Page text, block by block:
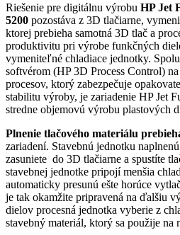
Riešenie pre digitálnu výrobu HP Jet
5200 pozostáva z 3D tlačiarne,
ktorej prebieha samotná 3D tlač a
produktivitu pri výrobe funkčných
vymeniteľné chladiace jednotky.
softvérom (HP 3D Process Control)
procesov, ktorý zabezpečuje
stabilitu výroby, je zariadenie HP Jet
stredne objemovú výrobu plastových
Plnenie tlačového materiálu
zariadení. Stavebnú jednotku
zasuniete do 3D tlačiarne a spustíte
stavebnej jednotke pripojí menšia
automaticky presunú ešte horúce
je tak okamžite pripravená na ďalšiu
dielov procesná jednotka vyberie z
stavebný materiál, ktorý sa použije na